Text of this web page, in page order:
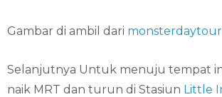
Gambar di ambil dari
Selanjutnya Untuk menuju tempat
naik MRT dan turun di Stasiun Little